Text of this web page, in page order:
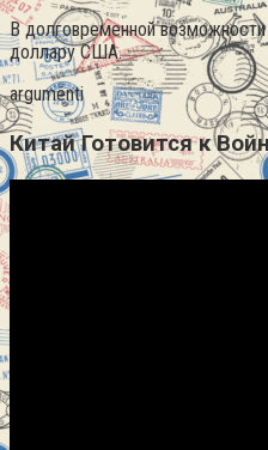
В долговременной
доллару США.
argumenti
Китай Готовится к